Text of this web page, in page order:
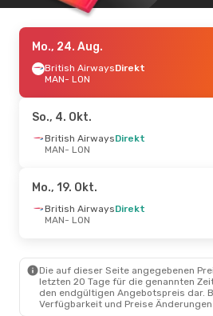
Mo., 24. Aug.
British AirwaysDirekt
MAN- LON
So., 4. Okt.
British AirwaysDirekt
MAN- LON
Mo., 19. Okt.
British AirwaysDirekt
MAN- LON
Die auf dieser Seite angegebenen
letzten 20 Tage für die genannten
den endgültigen Angebotspreis dar.
Verfügbarkeit und Preise